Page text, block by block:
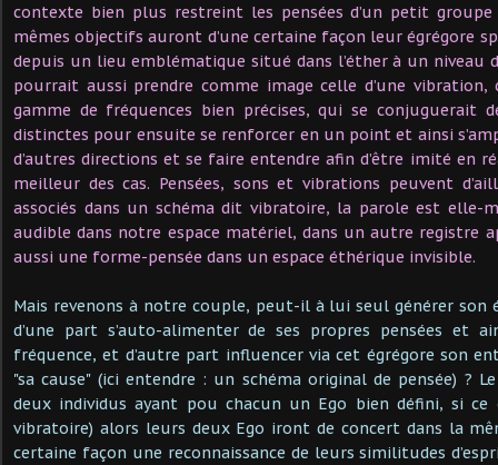
contexte bien plus restreint les pensées d’un petit groupe
mêmes objectifs auront d’une certaine façon leur égrégore
depuis un lieu emblématique situé dans l’éther à un niveau
pourrait aussi prendre comme image celle d’une
gamme de fréquences bien précises, qui se conjuguerait
distinctes pour ensuite se renforcer en un point et ainsi
d’autres directions et se faire entendre afin d’être imité en
meilleur des cas. Pensées, sons et vibrations peuvent
associés dans un schéma dit vibratoire, la parole est elle-
audible dans notre espace matériel, dans un autre registre
aussi une forme-pensée dans un espace éthérique invisible.
Mais revenons à notre couple, peut-il à lui seul générer son
d’une part s’auto-alimenter de ses propres pensées et
fréquence, et d’autre part influencer via cet égrégore son
"sa cause" (ici entendre : un schéma original de pensée) ?
deux individus ayant pou chacun un Ego bien défini, si ce
vibratoire) alors leurs deux Ego iront de concert dans la
certaine façon une reconnaissance de leurs similitudes